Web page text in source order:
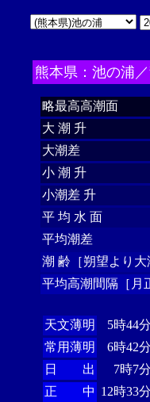
熊本県：池の浦
略最高高潮面
大 潮 升
大潮差
小 潮 升
小潮差 升
平 均 水 面
平均潮差
潮 齢［朔望より大
平均高潮間隔［月
天文薄明
5時44分
常用薄明
6時42分
日 出
7時7分
正 中 12時33分